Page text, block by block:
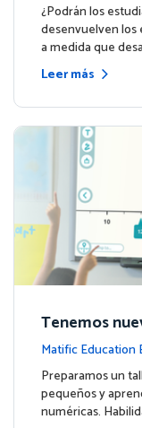
¿Podrán los
desenvuelven
a medida que
Leer más
Tenemos
cta numérica
Matific Education
evo
Preparamos un
pequeños y
numéricas.